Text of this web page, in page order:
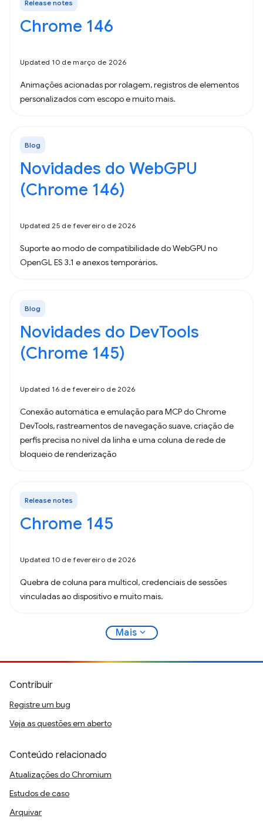
Release notes
Chrome 146
Updated 10 de março de 2026
Animações acionadas por rolagem, registros de elementos
personalizados com escopo e muito mais.
Blog
Novidades do WebGPU
(Chrome 146)
Updated 25 de fevereiro de 2026
Suporte ao modo de compatibilidade do WebGPU no
OpenGL ES 3.1 e anexos temporários.
Blog
Novidades do DevTools
(Chrome 145)
Updated 16 de fevereiro de 2026
Conexão automática e emulação para MCP do Chrome
DevTools, rastreamentos de navegação suave, criação de
perfis precisa no nível da linha e uma coluna de rede de
bloqueio de renderização
Release notes
Chrome 145
Updated 10 de fevereiro de 2026
Quebra de coluna para multicol, credenciais de sessões
vinculadas ao dispositivo e muito mais.
Mais expand_more
Contribuir
Registre um bug
Veja as questões em aberto
Conteúdo relacionado
Atualizações do Chromium
Estudos de caso
Arquivar